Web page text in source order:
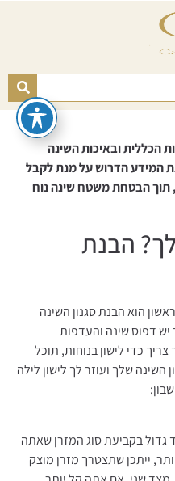
הכלליתובאיכותהשינה
המידעהדרושעלמנתלקבל
תוךהבטחתמשטחשינהנוח
הבנת
הוא הבנת סגנון השינה
דפוס שינה והעדפות
כדי לישון בנוחות, תוכל
השינה שלך ועוזר לך לישון לילה
בקביעת סוג המזרן שאתה
ייתכן שתצטרך מזרן מוצק